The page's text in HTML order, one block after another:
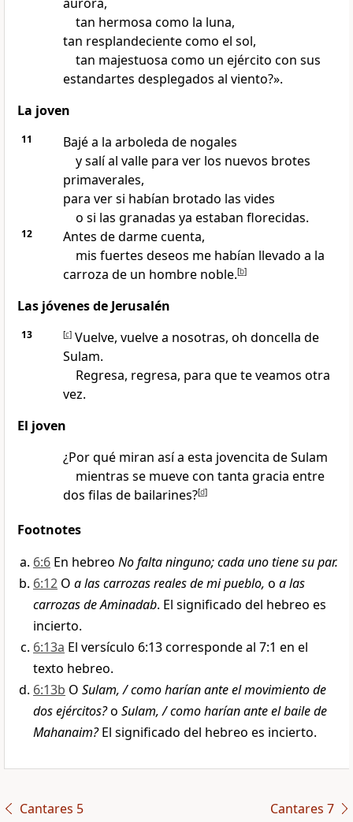
tan hermosa como la luna,
tan resplandeciente como el sol,
tan majestuosa como un ejército con sus
estandartes desplegados al viento?».
La joven
11
Bajé a la arboleda de nogales
y salí al valle para ver los nuevos brotes
primaverales,
para ver si habían brotado las vides
o si las granadas ya estaban florecidas.
12
Antes de darme cuenta,
mis fuertes deseos me habían llevado a la
carroza de un hombre noble.[b]
Las jóvenes de Jerusalén
13 [c]Vuelve, vuelve a nosotras, oh doncella de
Sulam.
Regresa, regresa, para que te veamos otra
vez.
El joven
¿Por qué miran así a esta jovencita de Sulam
mientras se mueve con tanta gracia entre
dos filas de bailarines?[d]
Footnotes
6:6 En hebreo No falta ninguno; cada uno tiene su par.
6:12 O a las carrozas reales de mi pueblo, o a las
carrozas de Aminadab. El significado del hebreo es
incierto.
6:13a El versículo 6:13 corresponde al 7:1 en el
texto hebreo.
6:13b O Sulam, / como harían ante el movimiento de
dos ejércitos?o Sulam, / como harían ante el baile de
Mahanaim?El significado del hebreo es incierto.
Cantares 5 Cantares 7